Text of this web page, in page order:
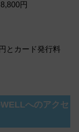
円
とカード発行料
へのアクセ